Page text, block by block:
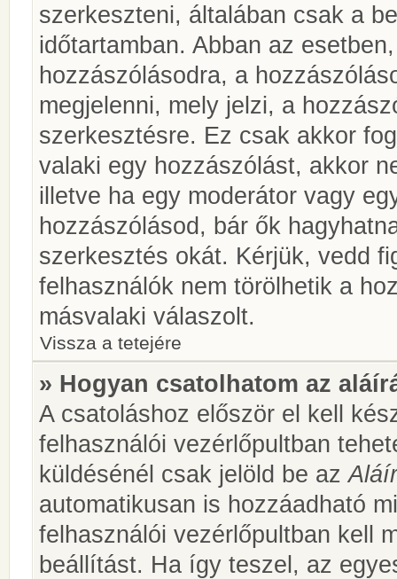
szerkeszteni, általában csak a
időtartamban. Abban az
hozzászólásodra, a
megjelenni, mely jelzi, a
szerkesztésre. Ez csak akkor
valaki egy hozzászólást, akkor
illetve ha egy moderátor vagy
hozzászólásod, bár ők
szerkesztés okát. Kérjük, vedd
felhasználók nem törölhetik a
másvalaki válaszolt.
Vissza a tetejére
» Hogyan csatolhatom az
A csatoláshoz először el kell
felhasználói vezérlőpultban
küldésénél csak jelöld be az
automatikusan is hozzáadható
felhasználói vezérlőpultban kell
beállítást. Ha így teszel, az